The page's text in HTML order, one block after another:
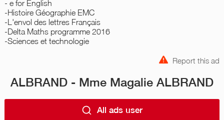
- e for English
-Histoire Géographie EMC
-L'envol des lettres Français
-Delta Maths programme 2016
-Sciences et technologie
Report this ad
ALBRAND - Mme Magalie ALBRAND
All ads user